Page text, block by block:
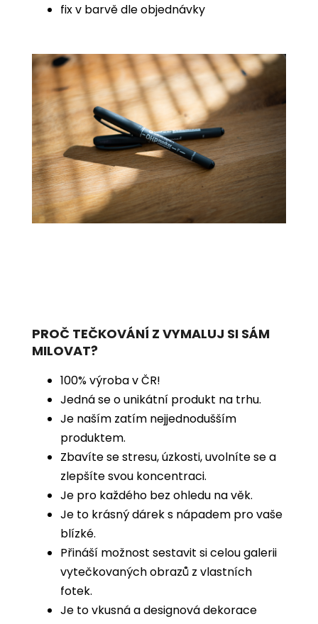
fix v barvě dle objednávky
PROČ TEČKOVÁNÍ Z VYMALUJ SI SÁM
MILOVAT?
100% výroba v ČR!
Jedná se o unikátní produkt na trhu.
Je naším zatím nejjednodušším
produktem.
Zbavíte se stresu, úzkosti, uvolníte se a
zlepšíte svou koncentraci.
Je pro každého bez ohledu na věk.
Je to krásný dárek s nápadem pro vaše
blízké.
Přináší možnost sestavit si celou galerii
vytečkovaných obrazů z vlastních
fotek.
Je to vkusná a designová dekorace